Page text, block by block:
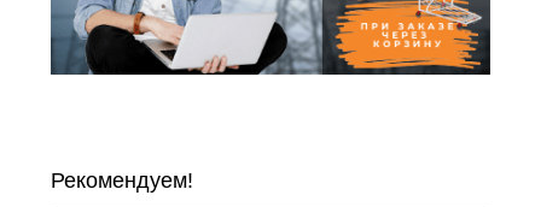
Рекомендуем!